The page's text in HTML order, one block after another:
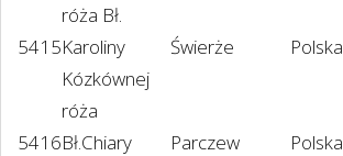
5415
róża Bł.
Karoliny
Kózkównej
Świerże Polska
5416
róża
Bł.Chiary
Parczew Polska